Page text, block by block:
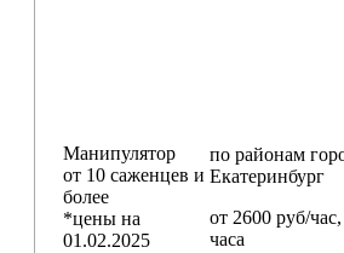
Манипулятор
от 10 саженцев и
более
*цены на
01.02.2025
по районам
Екатеринбург
от 2600 руб/
часа